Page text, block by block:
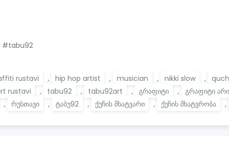
#tabu92
rustavi , hip hop artist , musician , nikki slow ,
rustavi , tabu92 , tabu92art , გრაფიტი , გრაფიტი
, რუსთავი , ტაბუ92 , ქუჩის მხატვარი , ქუჩის მხატვრობა ,